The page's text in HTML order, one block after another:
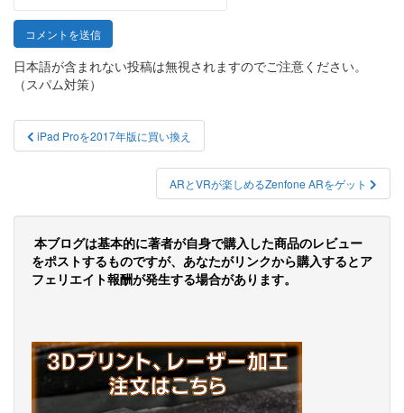
日本語が含まれない投稿は無視されますのでご注意ください。
（スパム対策）
投
稿
ビ
ゲ
ー
ョ
ン
iPad Proを2017年版に買い換え
ARとVRが楽しめるZenfone ARをゲット
本ブログは基本的に著者が自身で購入した商品のレビュー
をポストするものですが、あなたがリンクから購入するとア
フェリエイト報酬が発生する場合があります。